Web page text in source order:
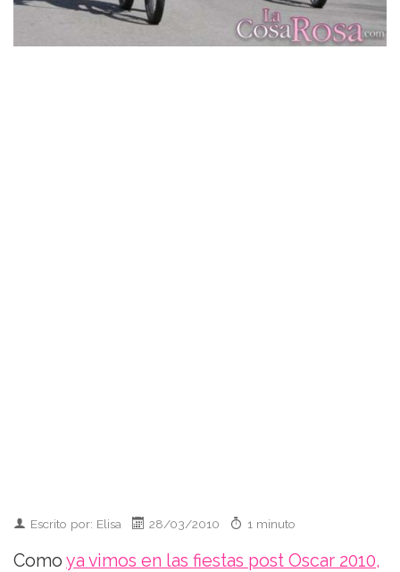
Escrito por: Elisa 28/03/2010 1 minuto
Como ya vimos en las fiestas post Oscar 2010,